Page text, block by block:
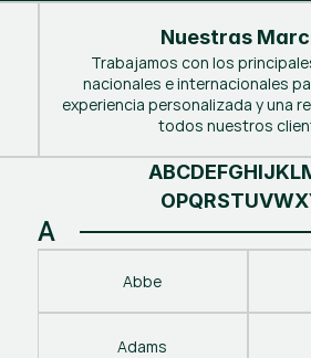
Nuestras
Trabajamos con los
nacionales e internacionales
experiencia personalizada y una
todos nuestros
A
Abbe
Adams
ABCDEFGHIJKL
OPQRSTUVWX